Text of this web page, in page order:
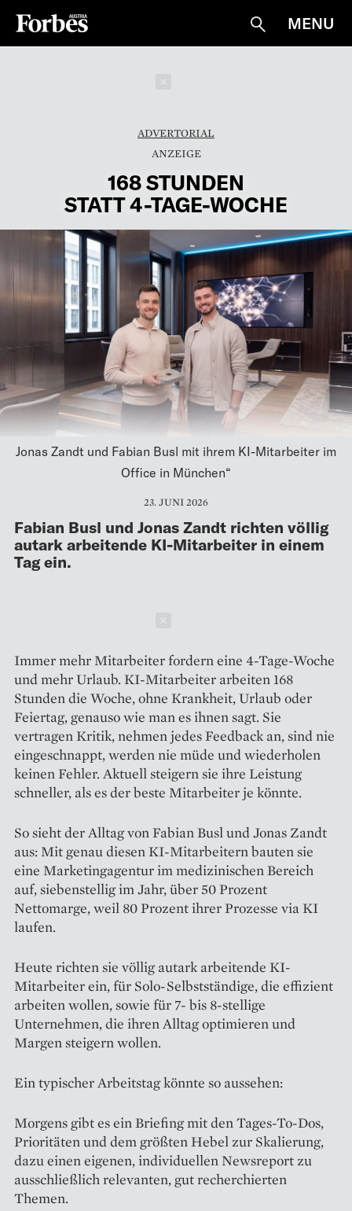
Suche
MENU
ADVERTORIAL
168 STUNDEN
STATT 4-TAGE-WOCHE
Jonas Zandt und Fabian Busl mit ihrem KI-Mitarbeiter im
Office in München“
23. JUNI 2026
Fabian Busl und Jonas Zandt richten völlig
autark arbeitende KI-Mitarbeiter in einem
Tag ein.
Immer mehr Mitarbeiter fordern eine 4-Tage-Woche
und mehr Urlaub. KI-Mitarbeiter arbeiten 168
Stunden die Woche, ohne Krankheit, Urlaub oder
Feiertag, genauso wie man es ihnen sagt. Sie
vertragen Kritik, nehmen jedes Feedback an, sind nie
eingeschnappt, werden nie müde und wiederholen
keinen Fehler. Aktuell steigern sie ihre Leistung
schneller, als es der beste Mitarbeiter je könnte.
So sieht der Alltag von Fabian Busl und Jonas Zandt
aus: Mit genau diesen KI-Mitarbeitern bauten sie
eine Marketingagentur im medizinischen Bereich
auf, siebenstellig im Jahr, über 50 Prozent
Nettomarge, weil 80 Prozent ihrer Prozesse via KI
laufen.
Heute richten sie völlig autark arbeitende KI-
Mitarbeiter ein, für Solo-Selbstständige, die effizient
arbeiten wollen, sowie für 7- bis 8-stellige
Unternehmen, die ihren Alltag optimieren und
Margen steigern wollen.
Ein typischer Arbeitstag könnte so aussehen:
Morgens gibt es ein Briefing mit den Tages-To-Dos,
Prioritäten und dem größten Hebel zur Skalierung,
dazu einen eigenen, individuellen Newsreport zu
ausschließlich relevanten, gut recherchierten
Themen.